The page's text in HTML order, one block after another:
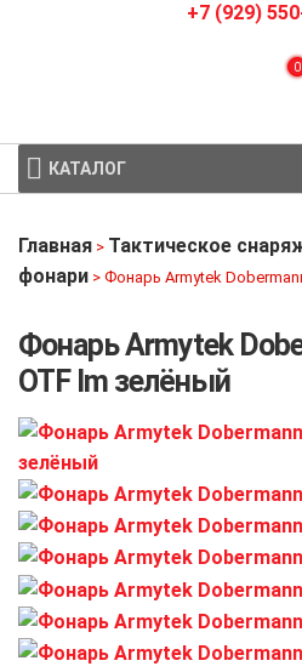
0
+7 (929)
КАТАЛОГ
Главная > Тактическое
фонари > Фонарь Armytek
Фонарь Armytek
OTF lm зелёный